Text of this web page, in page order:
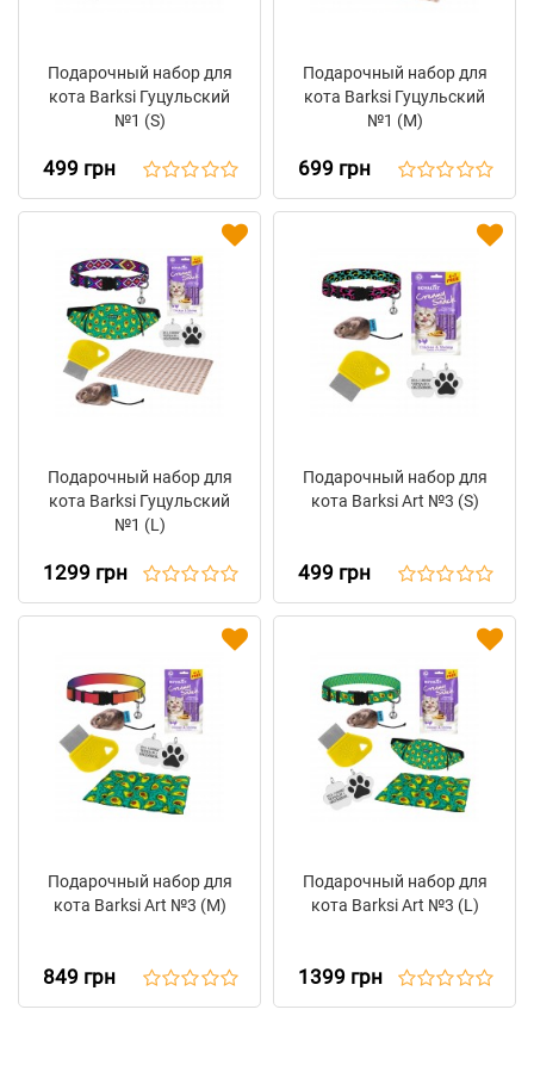
Подарочный набор для
кота Barksi Гуцульский
№1 (S)
499 грн
Подарочный набор для
кота Barksi Гуцульский
№1 (M)
699 грн
Подарочный набор для
кота Barksi Гуцульский
№1 (L)
1299 грн
Подарочный набор для
кота Barksi Art №3 (S)
499 грн
Подарочный набор для
кота Barksi Art №3 (M)
849 грн
Подарочный набор для
кота Barksi Art №3 (L)
1399 грн